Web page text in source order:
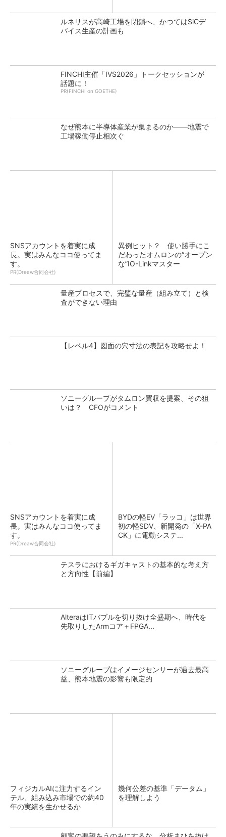
ルネサスが高崎工場を閉鎖へ、かつてはSiCデ
バイス生産の計画も
FINCHI主催「IVS2026」トークセッションが
話題に！
PR(FINCHI on GOETHE)
なぜ熊本に半導体産業が集まるのか――地震で
工場稼働停止相次ぐ
SNSアカウントを着実に成
長。実はみんなココ使ってま
す。
PR(Dreaw合同会社)
異例ヒット？ 使い勝手にこ
だわったオムロンの“オープン
な”IO-Linkマスター
量産プロセスで、完璧な量産（組み立て）と検
査ができない理由
【レベル4】図面の穴寸法の表記を攻略せよ！
ソニーグループがタムロン買収を提案、その狙
いは？ CFOがコメント
SNSアカウントを着実に成
長。実はみんなココ使ってま
す。
PR(Dreaw合同会社)
BYDの軽EV「ラッコ」は世界
初の軽SDV、新開発の「X-PA
CK」に電動システ...
テスラにおけるギガキャストの基本的な考え方
と方向性【前編】
AlteraはITバブルを切り抜け全盛期へ、時代を
先取りしたArmコア＋FPGA...
ソニーグループはイメージセンサーが過去最高
益、熊本地震の影響も限定的
フィジカルAIに注力するイン
テル、組み込み市場での約40
年の実績を生かせるか
幾何公差の基準「データム」
を理解しよう